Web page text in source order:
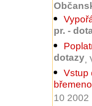
pr. -
dotazy,
Vstup
10 2002